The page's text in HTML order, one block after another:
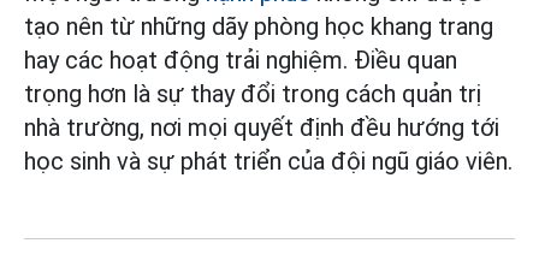
tạo nên từ những dãy phòng học khang trang
hay các hoạt động trải nghiệm. Điều quan
trọng hơn là sự thay đổi trong cách quản trị
nhà trường, nơi mọi quyết định đều hướng tới
học sinh và sự phát triển của đội ngũ giáo viên.